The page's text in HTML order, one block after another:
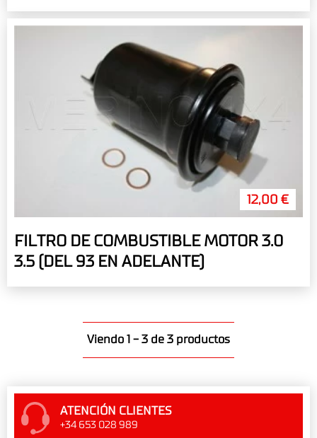
12,00 €
FILTRO DE COMBUSTIBLE MOTOR 3.0
3.5 (DEL 93 EN ADELANTE)
Viendo 1 - 3 de 3 productos
ATENCIÓN CLIENTES
+34 653 028 989